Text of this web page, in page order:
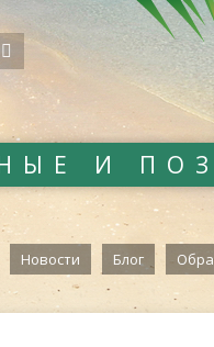
И
Новости Блог